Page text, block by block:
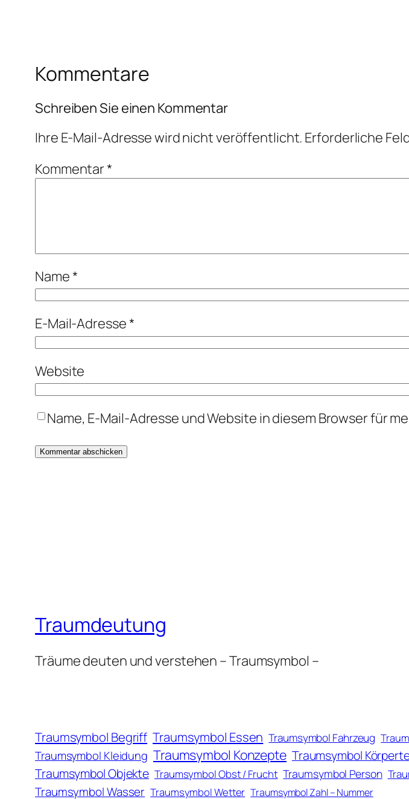
Kommentare
Schreiben Sie einen Kommentar
Ihre E-Mail-Adresse wird nicht veröffentlicht. Erforderliche
Kommentar*
Name*
E-Mail-Adresse*
Website
Name, E-Mail-Adresse und Website in diesem Browser für
Traumdeutung
Träume deuten und verstehen – Traumsymbol –
Traumsymbol Begriff Traumsymbol Essen Traumsymbol Fahrzeug
Traumsymbol Kleidung Traumsymbol Konzepte Traumsymbol
Traumsymbol Objekte Traumsymbol Obst / Frucht Traumsymbol Person
Traumsymbol Wasser Traumsymbol Wetter Traumsymbol Zahl – Nummer